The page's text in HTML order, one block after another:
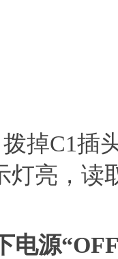
掉C1插
灯亮，读
电源